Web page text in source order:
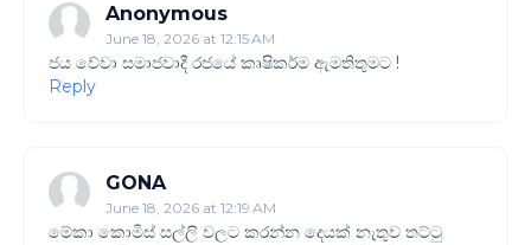
Anonymous
June 18, 2026 at 12:15 AM
ජය වේවා සමාජවාදී රජයේ කෘෂිකර්ම ඇමතිතුමට !
Reply
GONA
June 18, 2026 at 12:19 AM
මේකා කොමිස් සල්ලි වලට කරන්න දෙයක් නැතුව තට්ටු